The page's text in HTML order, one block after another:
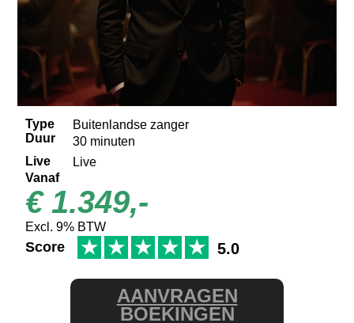
Type
Buitenlandse zanger
Duur
30 minuten
Live
Live
Vanaf
€ 1.349,-
Excl. 9% BTW
Score ★ ★ ★ ★ ★ 5.0
AANVRAGEN
BOEKINGEN